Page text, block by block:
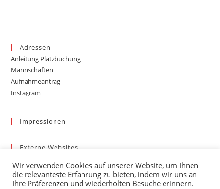
Adressen
Anleitung Platzbuchung
Mannschaften
Aufnahmeantrag
Instagram
Impressionen
Externe Websites
Gemeinde March
Wetter
Wir verwenden Cookies auf unserer Website, um Ihnen
die relevanteste Erfahrung zu bieten, indem wir uns an
Ihre Präferenzen und wiederholten Besuche erinnern.